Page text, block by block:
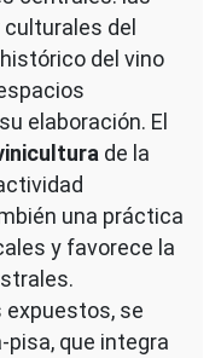
del
del vino
elaboración. El
de la
una práctica
y favorece la
se
pisa, que integra